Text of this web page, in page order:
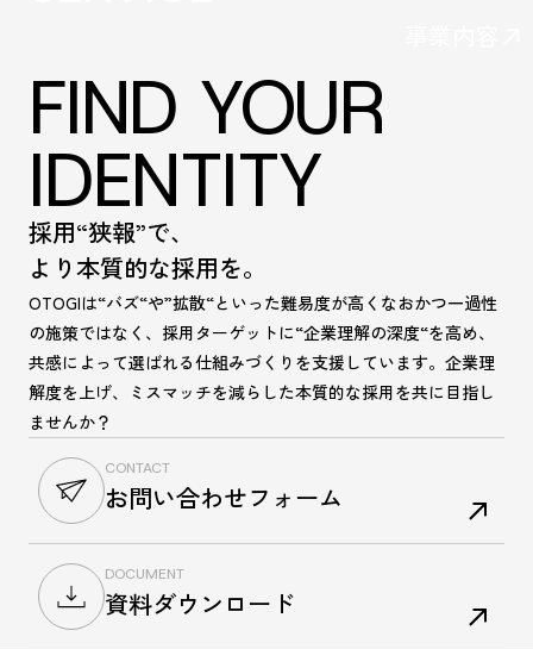
FIND YOUR
IDENTITY
採用“狭報”で、
より本質的な採用を。
OTOGIは“バズ“や”拡散“といった難易度が高くなおかつ一過性
の施策ではなく、採用ターゲットに“企業理解の深度“を高め、
共感によって選ばれる仕組みづくりを支援しています。企業理
解度を上げ、ミスマッチを減らした本質的な採用を共に目指し
ませんか？
CONTACT
お問い合わせフォーム
DOCUMENT
資料ダウンロード